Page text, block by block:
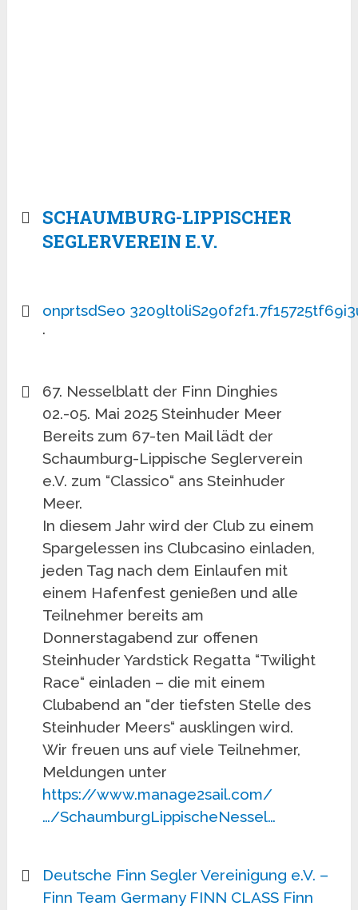
SCHAUMBURG-LIPPISCHER
SEGLERVEREIN E.V.
onprtsdSeo 3209lt0liS290f2f1.7f15725tf69i3
·
67. Nesselblatt der Finn Dinghies
02.-05. Mai 2025 Steinhuder Meer
Bereits zum 67-ten Mail lädt der
Schaumburg-Lippische Seglerverein
e.V. zum “Classico“ ans Steinhuder
Meer.
In diesem Jahr wird der Club zu einem
Spargelessen ins Clubcasino einladen,
jeden Tag nach dem Einlaufen mit
einem Hafenfest genießen und alle
Teilnehmer bereits am
Donnerstagabend zur offenen
Steinhuder Yardstick Regatta “Twilight
Race“ einladen – die mit einem
Clubabend an “der tiefsten Stelle des
Steinhuder Meers“ ausklingen wird.
Wir freuen uns auf viele Teilnehmer,
Meldungen unter
https://www.manage2sail.com/
…/SchaumburgLippischeNessel…
Deutsche Finn Segler Vereinigung e.V. –
Finn Team Germany FINN CLASS Finn